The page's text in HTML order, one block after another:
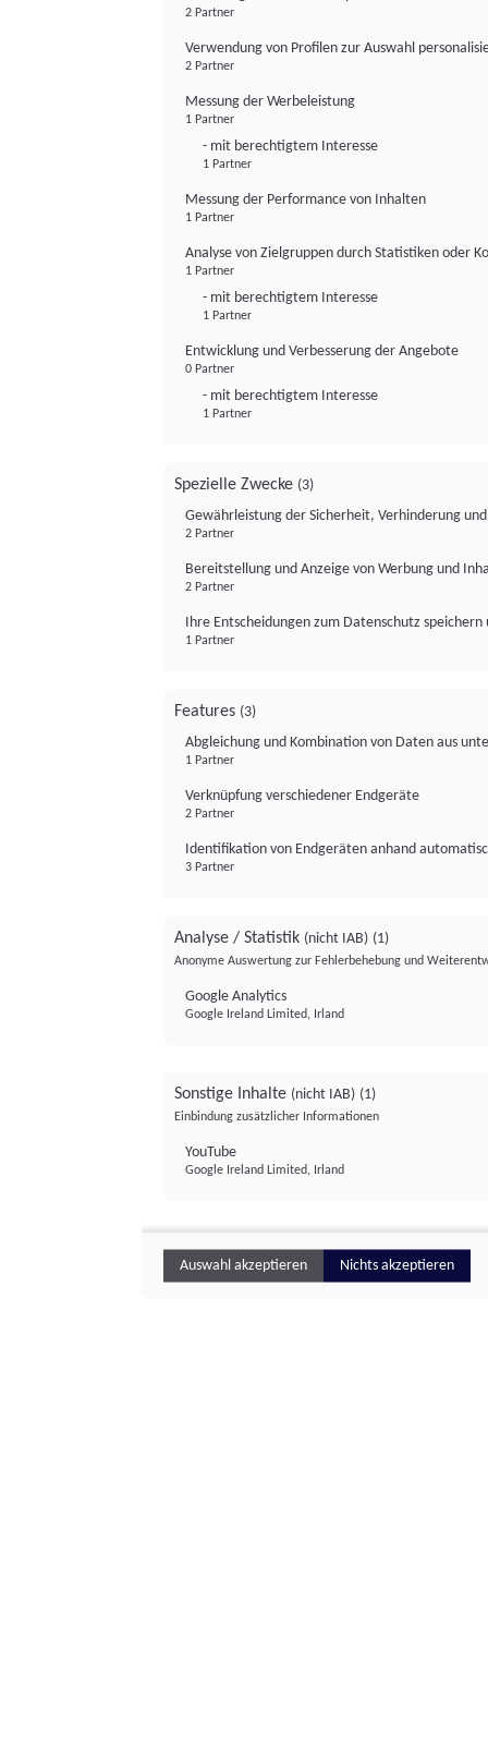
2 Partner
Verwendung von Profilen zur Auswahl
2 Partner
Messung der Werbeleistung
1 Partner
- mit berechtigtem Interesse
1 Partner
Messung der Performance von Inhalten
1 Partner
Analyse von Zielgruppen durch Statistiken oder
1 Partner
- mit berechtigtem Interesse
1 Partner
Entwicklung und Verbesserung der Angebote
0 Partner
- mit berechtigtem Interesse
1 Partner
Spezielle Zwecke (3)
Gewährleistung der Sicherheit, Verhinderung
2 Partner
Bereitstellung und Anzeige von Werbung und
2 Partner
Ihre Entscheidungen zum Datenschutz
1 Partner
Features (3)
Abgleichung und Kombination von Daten aus
1 Partner
Verknüpfung verschiedener Endgeräte
2 Partner
Identifikation von Endgeräten anhand
3 Partner
Analyse / Statistik (nicht IAB) (1)
Anonyme Auswertung zur Fehlerbehebung und
Google Analytics
Google Ireland Limited, Irland
Sonstige Inhalte (nicht IAB) (1)
Einbindung zusätzlicher Informationen
YouTube
Google Ireland Limited, Irland
Auswahl akzeptieren Nichts akzeptieren